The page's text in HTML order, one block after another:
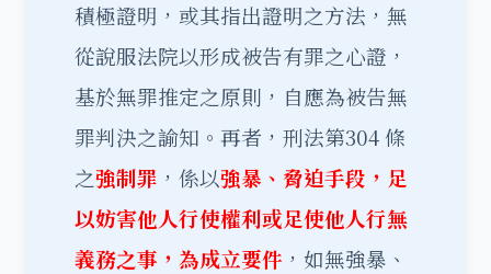
積極證明，或其指出證明之方法，無
從說服法院以形成被告有罪之心證，
基於無罪推定之原則，自應為被告無
罪判決之諭知。再者，刑法第304 條
之強制罪 ，係以強暴、脅迫手段，足
以妨害他人行使權利或足使他人行無
義務之事，為成立要件 ，如無強暴、